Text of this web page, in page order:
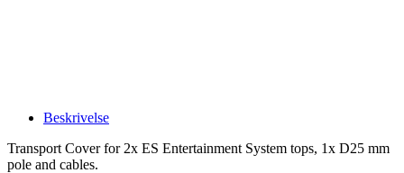
Beskrivelse
Transport Cover for 2x ES Entertainment System tops, 1x D25 mm
pole and cables.